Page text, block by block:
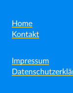
Home
Kontakt
Impressum